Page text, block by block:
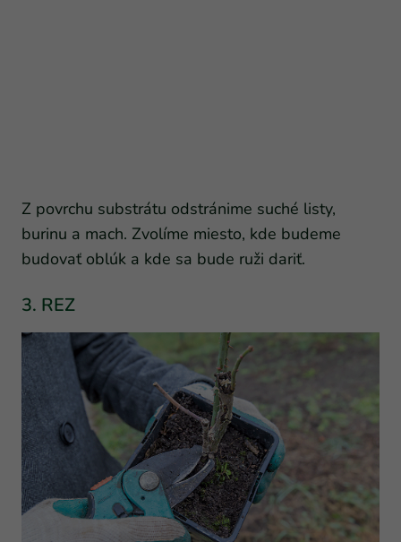
Z povrchu substrátu odstránime suché listy,
burinu a mach. Zvolíme miesto, kde budeme
budovať oblúk a kde sa bude ruži dariť.
3. REZ